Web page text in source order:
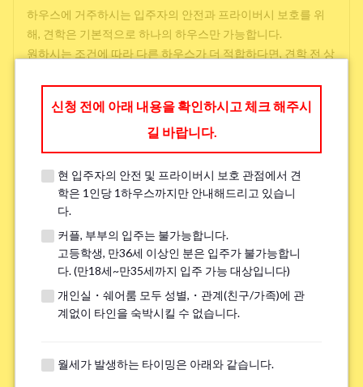
하우스에 거주하시는 입주자의 안전과 프라이버시 보호를 위
해, 견학은 기본적으로 하나의 하우스만 가능합니다.
원하시는 조건에 따라 다른 하우스가 더 적합하다면, 견학 전 상
학교와 직장과의 접근성
저렴한 임대료
주변 환경
언어 교류
쉐어하우스 내 높은 교류 빈도
신청 전에 아래 내용을 확인하시고 체크 해주시
길 바랍니다.
현 입주자의 안전 및 프라이버시 보호 관점에서 견
학은 1인당 1하우스까지만 안내해드리고 있습니
다.
커플, 부부의 입주는 불가능합니다.
고등학생, 만36세 이상인 분은 입주가 불가능합니
다. (만18세~만35세까지 입주 가능 대상입니다)
개인실・쉐어룸 모두 성별,・관계(친구/가족)에 관
계없이 타인을 숙박시킬 수 없습니다.
월세가 발생하는 타이밍은 아래와 같습니다.